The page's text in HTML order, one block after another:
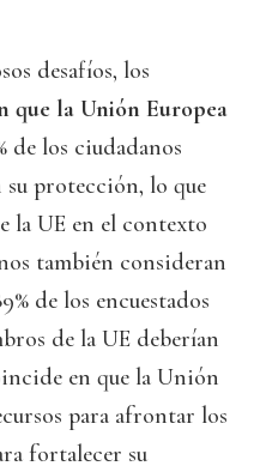
desafíos, los
que la Unión Europea
de los ciudadanos
su protección, lo que
la UE en el contexto
también consideran
de los encuestados
de la UE deberían
en que la Unión
para afrontar los
fortalecer su